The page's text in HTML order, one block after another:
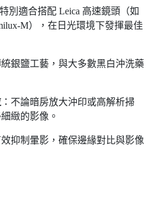
特別適合搭配 Leica 高速鏡頭（如
M），在日光環境下發揮最佳
統銀鹽工藝，與大多數黑白沖洗藥
：不論暗房放大沖印或高解析掃
緻的影像。
效抑制暈影，確保邊緣對比與影像